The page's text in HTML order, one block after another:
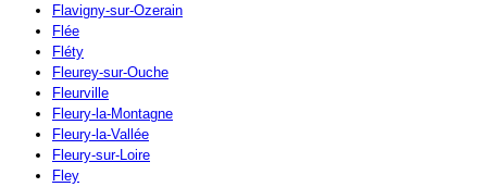
Flavigny-sur-Ozerain
Flée
Fléty
Fleurey-sur-Ouche
Fleurville
Fleury-la-Montagne
Fleury-la-Vallée
Fleury-sur-Loire
Fley